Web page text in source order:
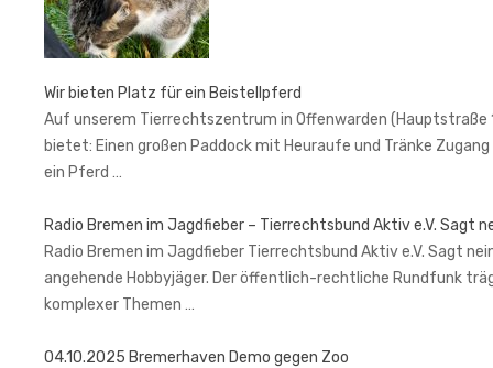
Wir bieten Platz für ein Beistellpferd
Auf unserem Tierrechtszentrum in Offenwarden
bietet: Einen großen Paddock mit Heuraufe und Tränke
ein Pferd …
Radio Bremen im Jagdfieber – Tierrechtsbund Aktiv e.V. Sagt
Radio Bremen im Jagdfieber Tierrechtsbund Aktiv e.V. Sagt
angehende Hobbyjäger. Der öffentlich-rechtliche Rundfunk
komplexer Themen …
04.10.2025 Bremerhaven Demo gegen Zoo